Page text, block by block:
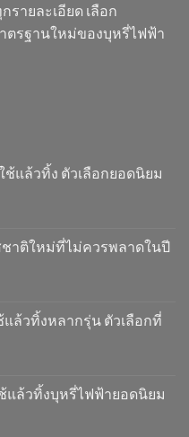
รายละเอียด เลือก
ตรฐานใหม่ของบุหรี่ไฟฟ้า
ช้แล้วทิ้ง ตัวเลือกยอดนิยม
ชาติใหม่ที่ไม่ควรพลาดในปี
แล้วทิ้งหลากรุ่น ตัวเลือกที่
แล้วทิ้งบุหรี่ไฟฟ้ายอดนิยม